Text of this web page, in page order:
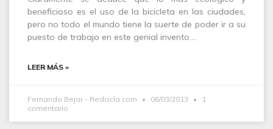
beneficioso es el uso de la bicicleta en las ciudades,
pero no todo el mundo tiene la suerte de poder ir a su
puesto de trabajo en este genial invento.…
LEER MÁS »
Fernando Bejar - Redcicla.com 06/03/2013
1
comentario